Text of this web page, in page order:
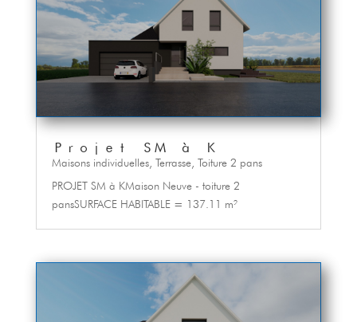
Projet SM à K
Maisons individuelles, Terrasse, Toiture 2 pans
PROJET SM à KMaison Neuve - toiture 2
pansSURFACE HABITABLE = 137.11 m²